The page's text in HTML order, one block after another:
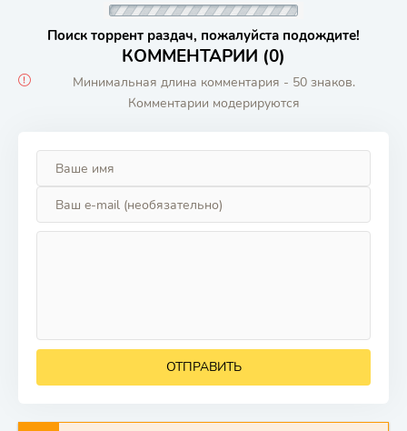
Поиск торрент раздач, пожалуйста подождите!
КОММЕНТАРИИ (0)
Минимальная длина комментария - 50 знаков.
Комментарии модерируются
ОТПРАВИТЬ